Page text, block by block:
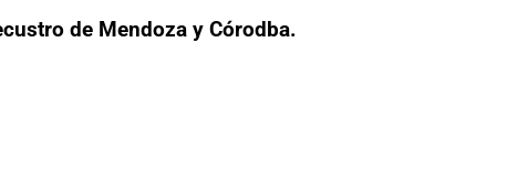
de Mendoza y Córodba.